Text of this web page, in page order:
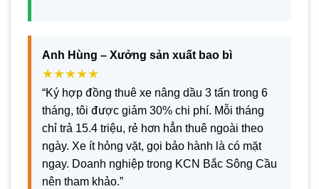
Anh Hùng – Xưởng sản xuất bao bì
★★★★★
“Ký hợp đồng thuê xe nâng dầu 3 tấn trong 6
tháng, tôi được giảm 30% chi phí. Mỗi tháng
chỉ trả 15.4 triệu, rẻ hơn hẳn thuê ngoài theo
ngày. Xe ít hỏng vặt, gọi bảo hành là có mặt
ngay. Doanh nghiệp trong KCN Bắc Sông Cầu
nên tham khảo.”